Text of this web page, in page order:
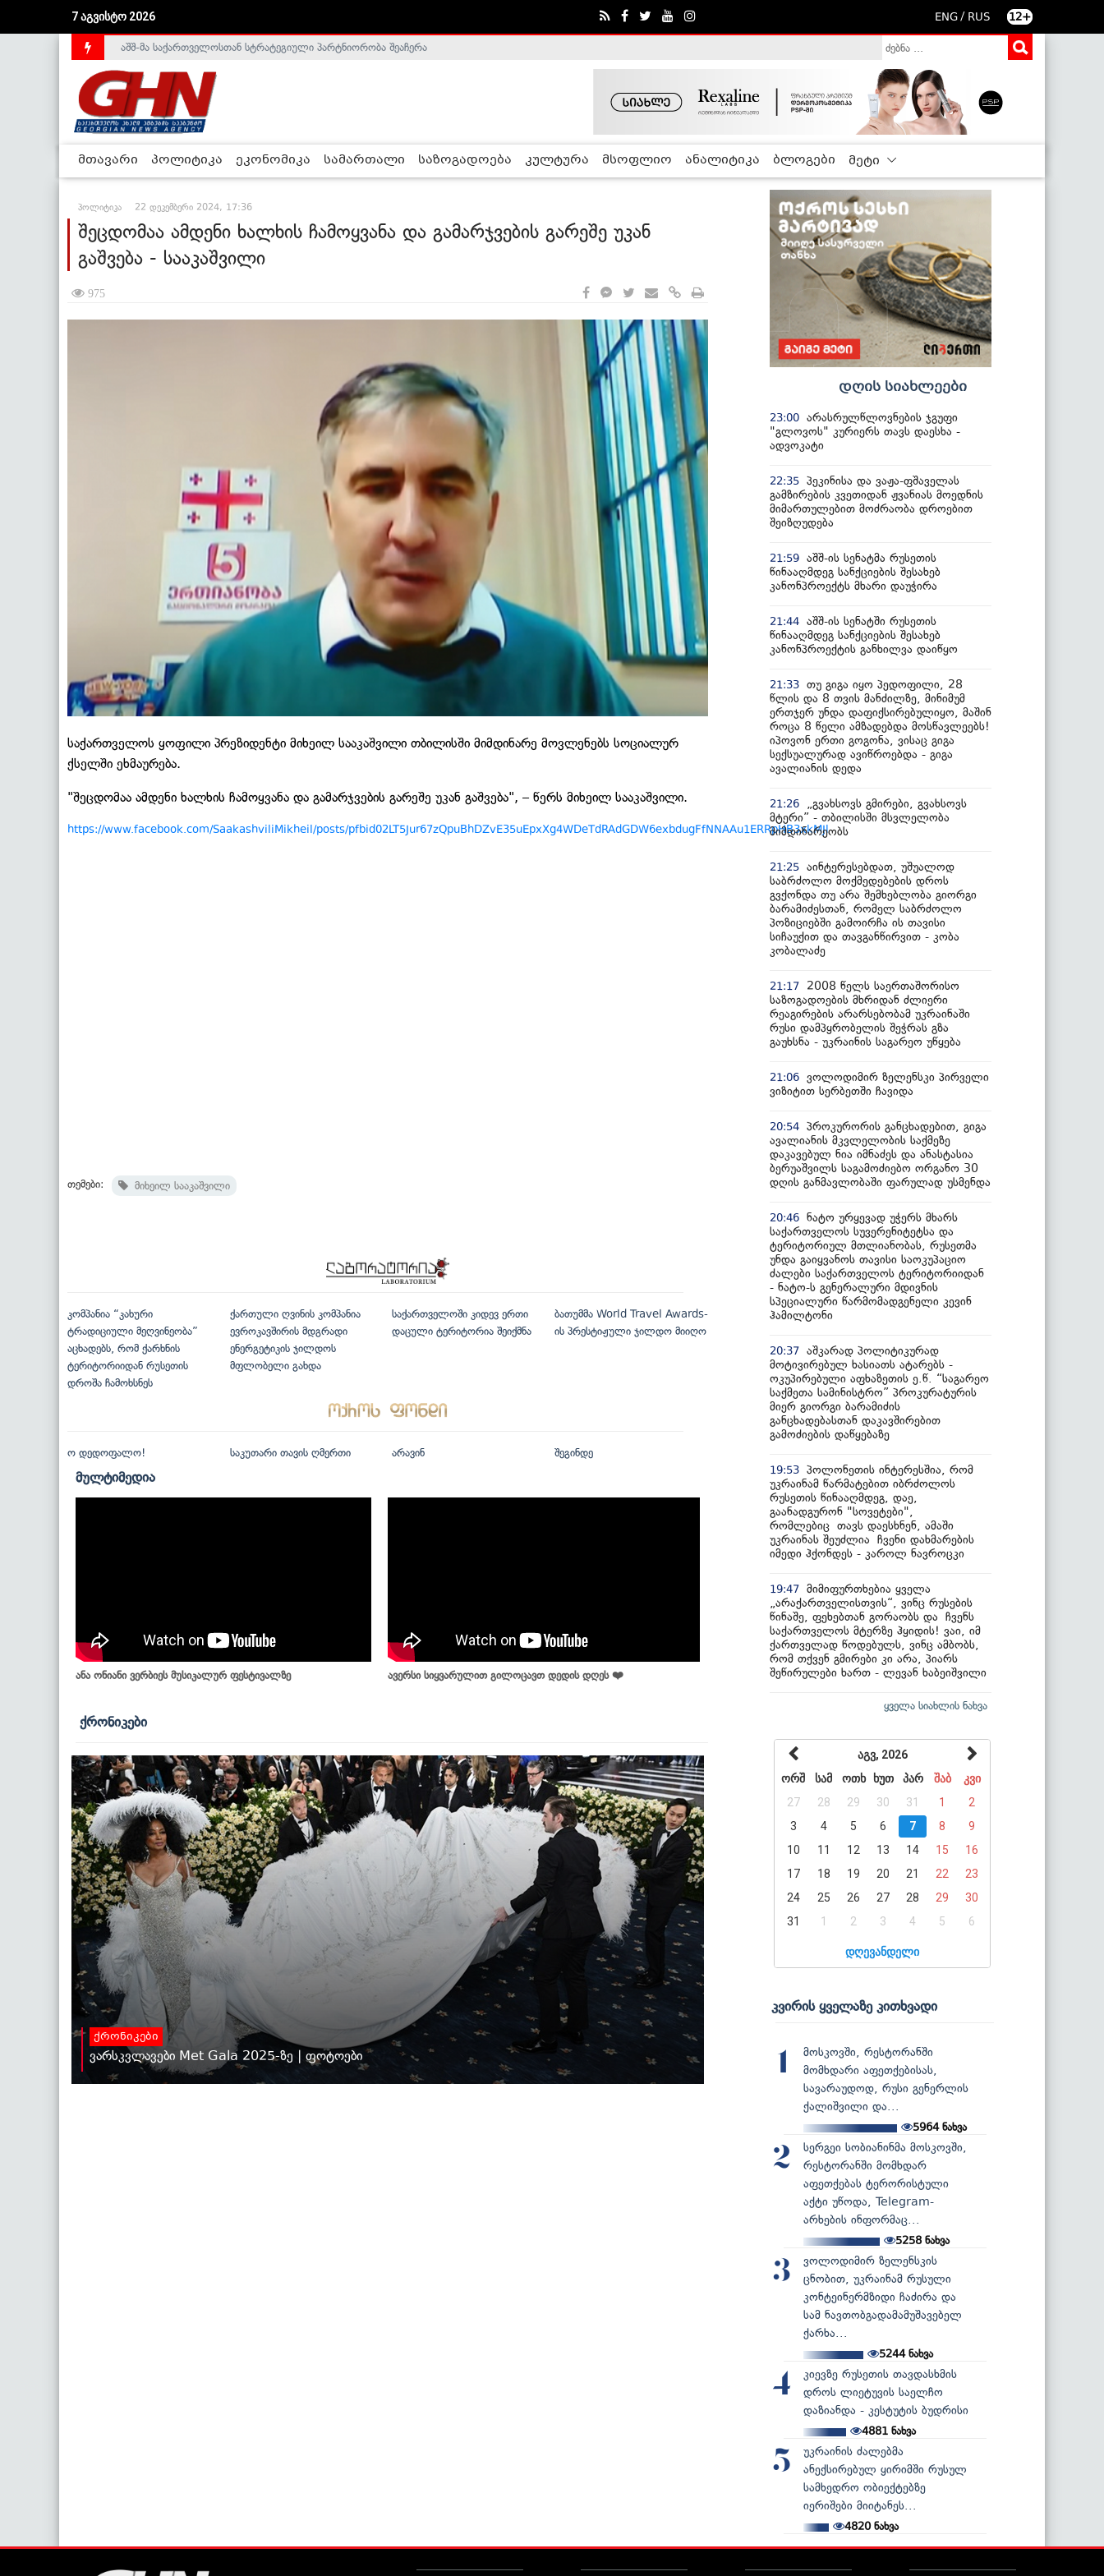
7 აგვისტო 2026 ENG / RUS 12+
საქართველოს დე-ფაქტო მთავრობა არალეგიტიმურია - ჰელსინკის კომისია
აშშ-მა საქართველოსთან სტრატეგიული პარტნიორობა შეაჩერა
მთავარი პოლიტიკა ეკონომიკა სამართალი საზოგადოება კულტურა მსოფლიო ანალიტიკა ბლოგები მეტი
პოლიტიკა 22 დეკემბერი 2024, 17:36
შეცდომაა ამდენი ხალხის ჩამოყვანა და გამარჯვების გარეშე უკან
გაშვება - სააკაშვილი
975
საქართველოს ყოფილი პრეზიდენტი მიხეილ სააკაშვილი თბილისში მიმდინარე მოვლენებს სოციალურ
ქსელში ეხმაურება.
"შეცდომაა ამდენი ხალხის ჩამოყვანა და გამარჯვების გარეშე უკან გაშვება", – წერს მიხეილ სააკაშვილი.
https://www.facebook.com/SaakashviliMikheil/posts/pfbid02LT5Jur67zQpuBhDZvE35uEpxXg4WDeTdRAdGDW6exbdugFfNNAAu1ERRpHB3xkMJl
თემები: მიხეილ სააკაშვილი
კომპანია “კახური
ტრადიციული მეღვინეობა”
აცხადებს, რომ ქარხნის
ტერიტორიიდან რუსეთის
დროშა ჩამოხსნეს
ქართული ღვინის კომპანია
ევროკავშირის მდგრადი
ენერგეტიკის ჯილდოს
მფლობელი გახდა
საქართველოში კიდევ ერთი
დაცული ტერიტორია შეიქმნა
ბათუმმა World Travel Awards-
ის პრესტიჟული ჯილდო მიიღო
ო დედოფალო! საკუთარი თავის ღმერთი არავინ შეგინდე
მულტიმედია
ანა ონიანი ვერბიეს მუსიკალურ ფესტივალზე ავერსი სიყვარულით გილოცავთ დედის დღეს ❤️
ქრონიკები
ქრონიკები
ვარსკვლავები Met Gala 2025-ზე | ფოტოები
დღის სიახლეები
23:00 არასრულწლოვნების ჯგუფი
"გლოვოს" კურიერს თავს დაესხა -
ადვოკატი
22:35 პეკინისა და ვაჟა-ფშაველას
გამზირების კვეთიდან ჟვანიას მოედნის
მიმართულებით მოძრაობა დროებით
შეიზღუდება
21:59 აშშ-ის სენატმა რუსეთის
წინააღმდეგ სანქციების შესახებ
კანონპროექტს მხარი დაუჭირა
21:44 აშშ-ის სენატში რუსეთის
წინააღმდეგ სანქციების შესახებ
კანონპროექტის განხილვა დაიწყო
21:33 თუ გიგა იყო პედოფილი, 28
წლის და 8 თვის მანძილზე, მინიმუმ
ერთჯერ უნდა დაფიქსირებულიყო, მაშინ
როცა 8 წელი ამზადებდა მოსწავლეებს!
იპოვონ ერთი გოგონა, ვისაც გიგა
სექსუალურად ავიწროებდა - გიგა
ავალიანის დედა
21:26
„გვახსოვს გმირები, გვახსოვს
მტერი” - თბილისში მსვლელობა
მიმდინარეობს
21:25 აინტერესებდათ, უშუალოდ
საბრძოლო მოქმედებების დროს
გვქონდა თუ არა შემხებლობა გიორგი
ბარამიძესთან, რომელ საბრძოლო
პოზიციებში გამოირჩა ის თავისი
სიჩაუქით და თავგანწირვით - კობა
კობალაძე
21:17
2008 წელს საერთაშორისო
საზოგადოების მხრიდან ძლიერი
რეაგირების არარსებობამ უკრაინაში
რუსი დამპყრობელის შეჭრას გზა
გაუხსნა - უკრაინის საგარეო უწყება
21:06 ვოლოდიმირ ზელენსკი პირველი
ვიზიტით სერბეთში ჩავიდა
20:54 პროკურორის განცხადებით, გიგა
ავალიანის მკვლელობის საქმეზე
დაკავებულ ნია იმნაძეს და ანასტასია
ბერუაშვილს საგამოძიებო ორგანო 30
დღის განმავლობაში ფარულად უსმენდა
20:46 ნატო ურყევად უჭერს მხარს
საქართველოს სუვერენიტეტსა და
ტერიტორიულ მთლიანობას, რუსეთმა
უნდა გაიყვანოს თავისი საოკუპაციო
ძალები საქართველოს ტერიტორიიდან
- ნატო-ს გენერალური მდივნის
სპეციალური წარმომადგენელი კევინ
ჰამილტონი
20:37 აშკარად პოლიტიკურად
მოტივირებულ ხასიათს ატარებს -
ოკუპირებული აფხაზეთის ე.წ. “საგარეო
საქმეთა სამინისტრო” პროკურატურის
მიერ გიორგი ბარამიძის
განცხადებასთან დაკავშირებით
გამოძიების დაწყებაზე
19:53 პოლონეთის ინტერესშია, რომ
უკრაინამ წარმატებით იბრძოლოს
რუსეთის წინააღმდეგ, დაე,
გაანადგურონ "სოვეტები",
რომლებიც თავს დაესხნენ, ამაში
უკრაინას შეუძლია ჩვენი დახმარების
იმედი ჰქონდეს - კაროლ ნავროცკი
19:47 მიმიფურთხებია ყველა
„არაქართველისთვის“, ვინც რუსების
წინაშე, ფეხებთან გორაობს და ჩვენს
საქართველოს მტერზე ჰყიდის! ვაი, იმ
ქართველად წოდებულს, ვინც ამბობს,
რომ თქვენ გმირები კი არა, პიარს
შეწირულები ხართ - ლევან ხაბეიშვილი
ყველა სიახლის ნახვა
აგვ, 2026
ორშ
სამ ოთხ ხუთ პარ შაბ
კვი
27
28 29 30 31 1
2
3
4 5 6 7 8
9
10
11 12 13 14 15
16
17
18 19 20 21 22
23
24
25 26 27 28 29
30
31
1 2 3 4 5 6
დღევანდელი
კვირის ყველაზე კითხვადი
1
მოსკოვში, რესტორანში
მომხდარი აფეთქებისას,
სავარაუდოდ, რუსი გენერლის
ქალიშვილი და...
5964ნახვა
2
სერგეი სობიანინმა მოსკოვში,
რესტორანში მომხდარ
აფეთქებას ტერორისტული
აქტი უწოდა, Telegram-
არხების ინფორმაც...
5258 ნახვა
3
ვოლოდიმირ ზელენსკის
ცნობით, უკრაინამ რუსული
კონტეინერმზიდი ჩაძირა და
სამ ნავთობგადამამუშავებელ
ქარხა...
5244ნახვა
4
კიევზე რუსეთის თავდასხმის
დროს ლიეტუვის საელჩო
დაზიანდა - კესტუტის ბუდრისი
4881ნახვა
5
უკრაინის ძალებმა
ანექსირებულ ყირიმში რუსულ
სამხედრო ობიექტებზე
იერიშები მიიტანეს...
4820ნახვა